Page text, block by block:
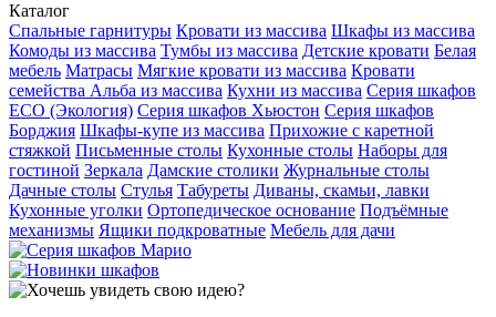
Каталог
Спальные гарнитуры Кровати из массива Шкафы из массива
Комоды из массива Тумбы из массива Детские кровати Белая
мебель Матрасы Мягкие кровати из массива Кровати
семейства Альба из массива Кухни из массива Серия шкафов
ECO (Экология) Серия шкафов Хьюстон Серия шкафов
Борджия Шкафы-купе из массива Прихожие с каретной
стяжкой Письменные столы Кухонные столы Наборы для
гостиной Зеркала Дамские столики Журнальные столы
Дачные столы Стулья Табуреты Диваны, скамьи, лавки
Кухонные уголки Ортопедическое основание Подъёмные
механизмы Ящики подкроватные Мебель для дачи